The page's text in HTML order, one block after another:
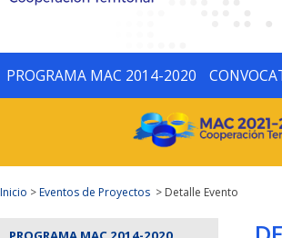
PROGRAMA MAC 2014-2020
Inicio >Eventos de Proyectos > Detalle Evento